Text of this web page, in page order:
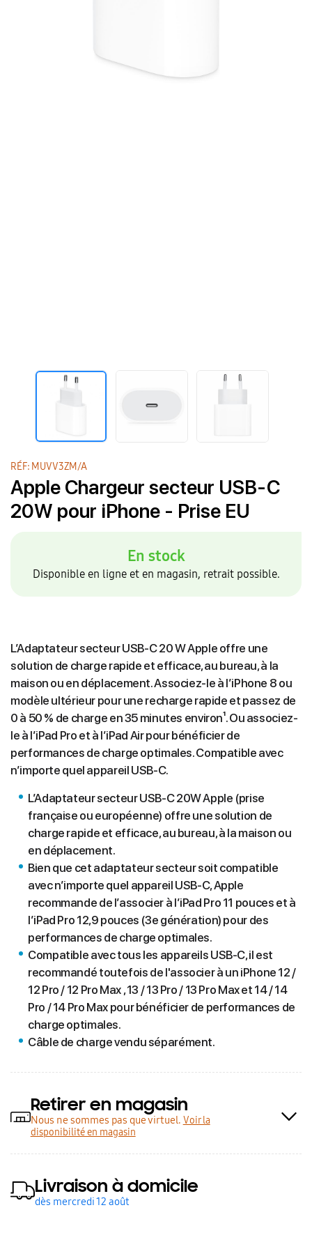
RÉF: MUVV3ZM/A
Apple Chargeur secteur USB‑C
20W pour iPhone - Prise EU
En stock
Disponible en ligne et en magasin, retrait possible.
L’Adaptateur secteur USB-C 20 W Apple offre une
solution de charge rapide et efficace, au bureau, à la
maison ou en déplacement. Associez-le à l’iPhone 8 ou
modèle ultérieur pour une recharge rapide et passez de
0 à 50 % de charge en 35 minutes environ¹. Ou associez-
le à l’iPad Pro et à l’iPad Air pour bénéficier de
performances de charge optimales. Compatible avec
n’importe quel appareil USB‑C.
L’Adaptateur secteur USB-C 20W Apple (prise
française ou européenne) offre une solution de
charge rapide et efficace, au bureau, à la maison ou
en déplacement.
Bien que cet adaptateur secteur soit compatible
avec n’importe quel appareil USB‑C, Apple
recommande de l’associer à l’iPad Pro 11 pouces et à
l’iPad Pro 12,9 pouces (3e génération) pour des
performances de charge optimales.
Compatible avec tous les appareils USB-C, il est
recommandé toutefois de l'associer à un iPhone 12 /
12 Pro / 12 Pro Max , 13 / 13 Pro / 13 Pro Max et 14 / 14
Pro / 14 Pro Max pour bénéficier de performances de
charge optimales.
Câble de charge vendu séparément.
Retirer en magasin
Nous ne sommes pas que virtuel. Voir la
disponibilité en magasin
Livraison à domicile
dès mercredi 12 août